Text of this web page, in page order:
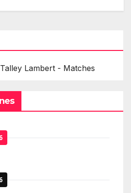
Lambert - Matches